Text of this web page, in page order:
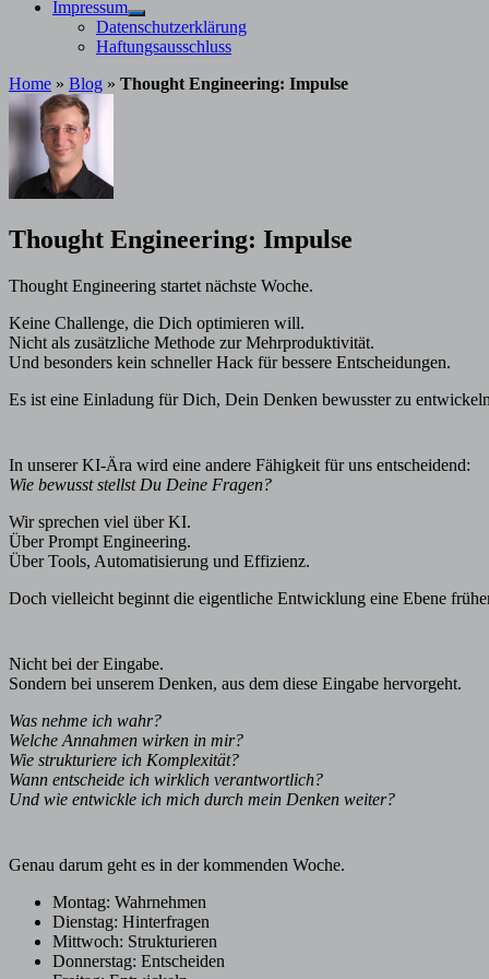
Impressum
Untermenü
anzeigen
Datenschutzerklärung
Haftungsausschluss
Home » Blog » Thought Engineering: Impulse
Thought Engineering: Impulse
Thought Engineering startet nächste Woche.
Keine Challenge, die Dich optimieren will.
Nicht als zusätzliche Methode zur Mehrproduktivität.
Und besonders kein schneller Hack für bessere Entscheidungen.
Es ist eine Einladung für Dich, Dein Denken bewusster zu
In unserer KI-Ära wird eine andere Fähigkeit für uns entscheidend:
Wie bewusst stellst Du Deine Fragen?
Wir sprechen viel über KI.
Über Prompt Engineering.
Über Tools, Automatisierung und Effizienz.
Doch vielleicht beginnt die eigentliche Entwicklung eine Ebene
Nicht bei der Eingabe.
Sondern bei unserem Denken, aus dem diese Eingabe hervorgeht.
Was nehme ich wahr?
Welche Annahmen wirken in mir?
Wie strukturiere ich Komplexität?
Wann entscheide ich wirklich verantwortlich?
Und wie entwickle ich mich durch mein Denken weiter?
Genau darum geht es in der kommenden Woche.
Montag: Wahrnehmen
Dienstag: Hinterfragen
Mittwoch: Strukturieren
Donnerstag: Entscheiden